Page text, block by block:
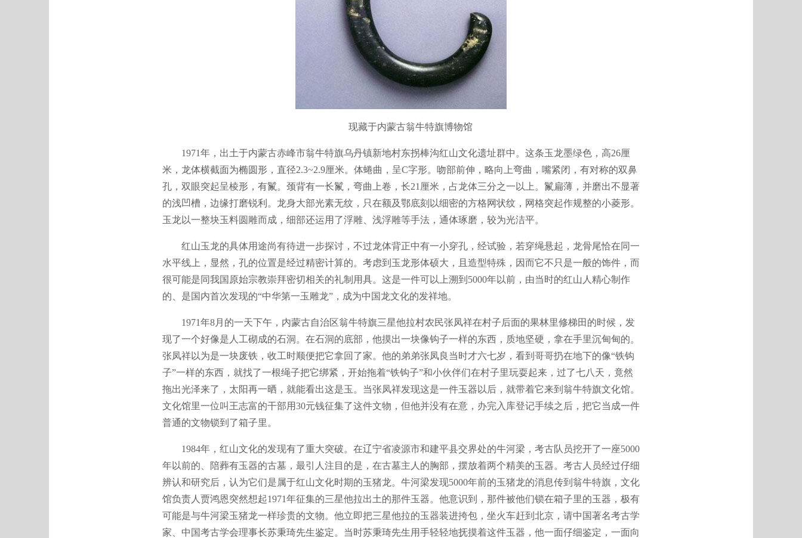
现藏于内蒙古翁牛特旗博物馆
1971年，出土于内蒙古赤峰市翁牛特旗乌丹镇新地村东拐棒沟红山文化遗址群中。这条玉龙墨绿色，高26厘
米，龙体横截面为椭圆形，直径2.3~2.9厘米。体蜷曲，呈C字形。吻部前伸，略向上弯曲，嘴紧闭，有对称的双鼻
孔，双眼突起呈棱形，有鬣。颈背有一长鬣，弯曲上卷，长21厘米，占龙体三分之一以上。鬣扁薄，并磨出不显著
的浅凹槽，边缘打磨锐利。龙身大部光素无纹，只在额及鄂底刻以细密的方格网状纹，网格突起作规整的小菱形。
玉龙以一整块玉料圆雕而成，细部还运用了浮雕、浅浮雕等手法，通体琢磨，较为光洁平。
红山玉龙的具体用途尚有待进一步探讨，不过龙体背正中有一小穿孔，经试验，若穿绳悬起，龙骨尾恰在同一
水平线上，显然，孔的位置是经过精密计算的。考虑到玉龙形体硕大，且造型特殊，因而它不只是一般的饰件，而
很可能是同我国原始宗教崇拜密切相关的礼制用具。这是一件可以上溯到5000年以前，由当时的红山人精心制作
的、是国内首次发现的“中华第一玉雕龙”，成为中国龙文化的发祥地。
1971年8月的一天下午，内蒙古自治区翁牛特旗三星他拉村农民张凤祥在村子后面的果林里修梯田的时候，发
现了一个好像是人工砌成的石洞。在石洞的底部，他摸出一块像钩子一样的东西，质地坚硬，拿在手里沉甸甸的。
张凤祥以为是一块废铁，收工时顺便把它拿回了家。他的弟弟张凤良当时才六七岁，看到哥哥扔在地下的像“铁钩
子”一样的东西，就找了一根绳子把它绑紧，开始拖着“铁钩子”和小伙伴们在村子里玩耍起来，过了七八天，竟然
拖出光泽来了，太阳再一晒，就能看出这是玉。当张凤祥发现这是一件玉器以后，就带着它来到翁牛特旗文化馆。
文化馆里一位叫王志富的干部用30元钱征集了这件文物，但他并没有在意，办完入库登记手续之后，把它当成一件
普通的文物锁到了箱子里。
1984年，红山文化的发现有了重大突破。在辽宁省凌源市和建平县交界处的牛河梁，考古队员挖开了一座5000
年以前的、陪葬有玉器的古墓，最引人注目的是，在古墓主人的胸部，摆放着两个精美的玉器。考古人员经过仔细
辨认和研究后，认为它们是属于红山文化时期的玉猪龙。牛河梁发现5000年前的玉猪龙的消息传到翁牛特旗，文化
馆负责人贾鸿恩突然想起1971年征集的三星他拉出土的那件玉器。他意识到，那件被他们锁在箱子里的玉器，极有
可能是与牛河梁玉猪龙一样珍贵的文物。他立即把三星他拉的玉器装进挎包，坐火车赶到北京，请中国著名考古学
家、中国考古学会理事长苏秉琦先生鉴定。当时苏秉琦先生用手轻轻地抚摸着这件玉器，他一面仔细鉴定，一面向